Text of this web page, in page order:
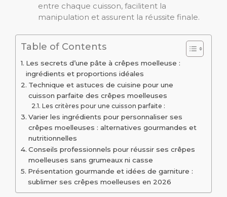
entre chaque cuisson, facilitent la
manipulation et assurent la réussite finale.
Table of Contents
Les secrets d’une pâte à crêpes moelleuse :
ingrédients et proportions idéales
Technique et astuces de cuisine pour une
cuisson parfaite des crêpes moelleuses
Les critères pour une cuisson parfaite :
Varier les ingrédients pour personnaliser ses
crêpes moelleuses : alternatives gourmandes et
nutritionnelles
Conseils professionnels pour réussir ses crêpes
moelleuses sans grumeaux ni casse
Présentation gourmande et idées de garniture :
sublimer ses crêpes moelleuses en 2026